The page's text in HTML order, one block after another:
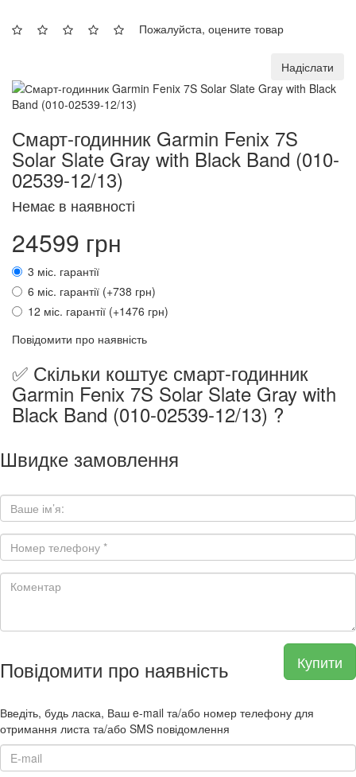
Пожалуйста, оцените товар
Надіслати
Смарт-годинник Garmin Fenix 7S
Solar Slate Gray with Black Band (010-
02539-12/13)
Немає в наявності
24599 грн
3 міс. гарантії
6 міс. гарантії (+738 грн)
12 міс. гарантії (+1476 грн)
Повідомити про наявність
✅ Скільки коштує смарт-годинник
Garmin Fenix 7S Solar Slate Gray with
Black Band (010-02539-12/13) ?
Швидке замовлення
Купити
Повідомити про наявність
Введіть, будь ласка, Ваш e-mail та/або номер телефону для
отримання листа та/або SMS повідомлення